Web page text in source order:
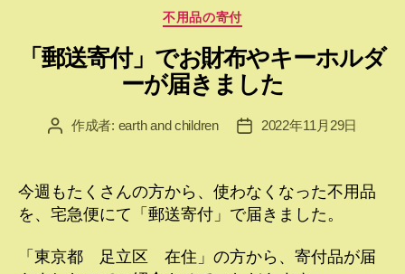
カ
ゴ
リ
ー
不用品の寄付
「郵送寄付」でお財布やキーホルダ
ーが届きました
投 作成者: earth and children
投
2022年11月29日
今週もたくさんの方から、使わなくなった不用品
を、宅急便にて「郵送寄付」で届きました。
「東京都 足立区 在住」の方から、寄付品が届